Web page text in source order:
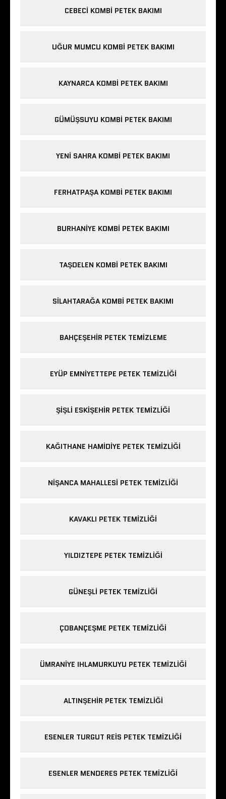
CEBECI KOMBI PETEK BAKIMI
UĞUR MUMCU KOMBI PETEK BAKIMI
KAYNARCA KOMBI PETEK BAKIMI
GÜMÜŞSUYU KOMBI PETEK BAKIMI
YENI SAHRA KOMBI PETEK BAKIMI
FERHATPAŞA KOMBI PETEK BAKIMI
BURHANIYE KOMBI PETEK BAKIMI
TAŞDELEN KOMBI PETEK BAKIMI
SILAHTARAĞA KOMBI PETEK BAKIMI
BAHÇEŞEHIR PETEK TEMIZLEME
EYÜP EMNIYETTEPE PETEK TEMIZLIĞI
ŞIŞLI ESKIŞEHIR PETEK TEMIZLIĞI
KAĞITHANE HAMIDIYE PETEK TEMIZLIĞI
NIŞANCA MAHALLESI PETEK TEMIZLIĞI
KAVAKLI PETEK TEMIZLIĞI
YILDIZTEPE PETEK TEMIZLIĞI
GÜNEŞLI PETEK TEMIZLIĞI
ÇOBANÇEŞME PETEK TEMIZLIĞI
ÜMRANIYE IHLAMURKUYU PETEK TEMIZLIĞI
ALTINŞEHIR PETEK TEMIZLIĞI
ESENLER TURGUT REIS PETEK TEMIZLIĞI
ESENLER MENDERES PETEK TEMIZLIĞI